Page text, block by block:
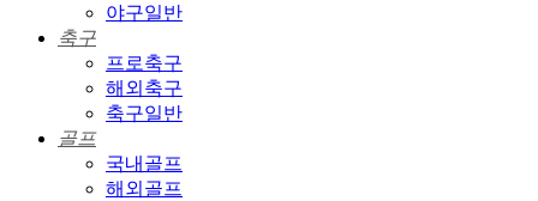
야구일반
축구
프로축구
해외축구
축구일반
골프
국내골프
해외골프